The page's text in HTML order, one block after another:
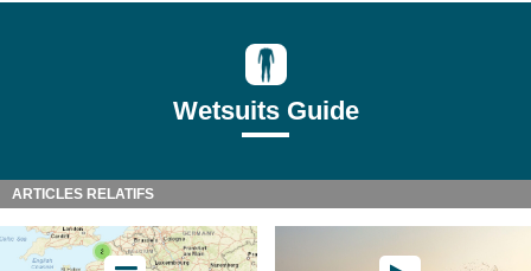
Wetsuits Guide
ARTICLES RELATIFS